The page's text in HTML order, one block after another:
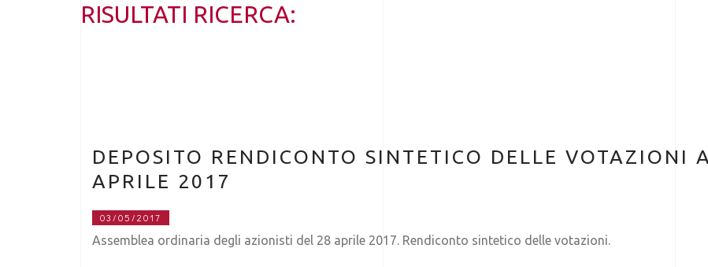
RISULTATI RICERCA:
DEPOSITO RENDICONTO SINTETICO DELLE VOTAZIONI
APRILE 2017
03/05/2017
Assemblea ordinaria degli azionisti del 28 aprile 2017. Rendiconto sintetico delle votazioni.